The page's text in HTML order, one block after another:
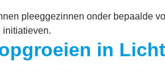
pleeggezinnen onder bepaalde
initiatieven.
in